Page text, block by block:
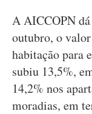
A AICCOPN
outubro, o
habitação para
subiu 13,5%,
14,2% nos
moradias, em